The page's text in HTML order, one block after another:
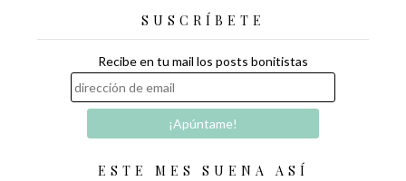
SUSCRÍBETE
Recibe en tu mail los posts bonitistas
ESTE MES SUENA ASÍ